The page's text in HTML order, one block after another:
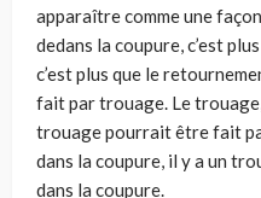
apparaître comme une
dedans la coupure, c’est
c’est plus que le
fait par trouage. Le
trouage pourrait être fait
dans la coupure, il y a un
dans la coupure.